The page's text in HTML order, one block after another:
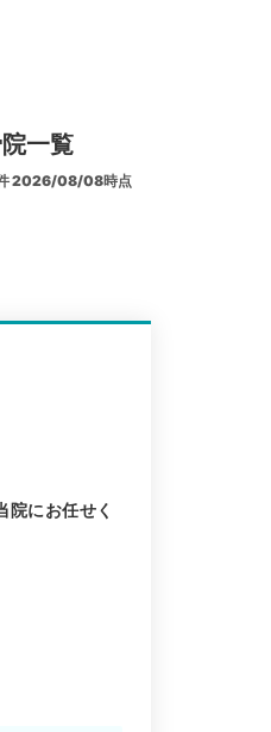
一覧
2026/08/08時点
院にお任せく